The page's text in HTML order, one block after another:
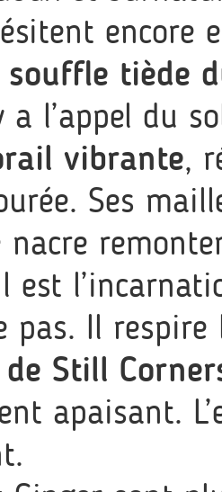
encore
souffle tiède
a l’appel du
vibrante,
Ses
nacre
est
pas. Il
Still
apaisant.